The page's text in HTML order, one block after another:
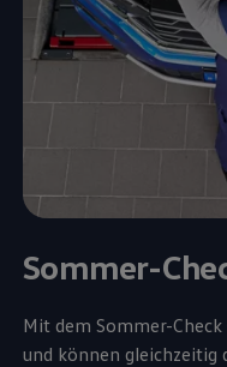
Sommer-
Mit dem Sommer-
und können